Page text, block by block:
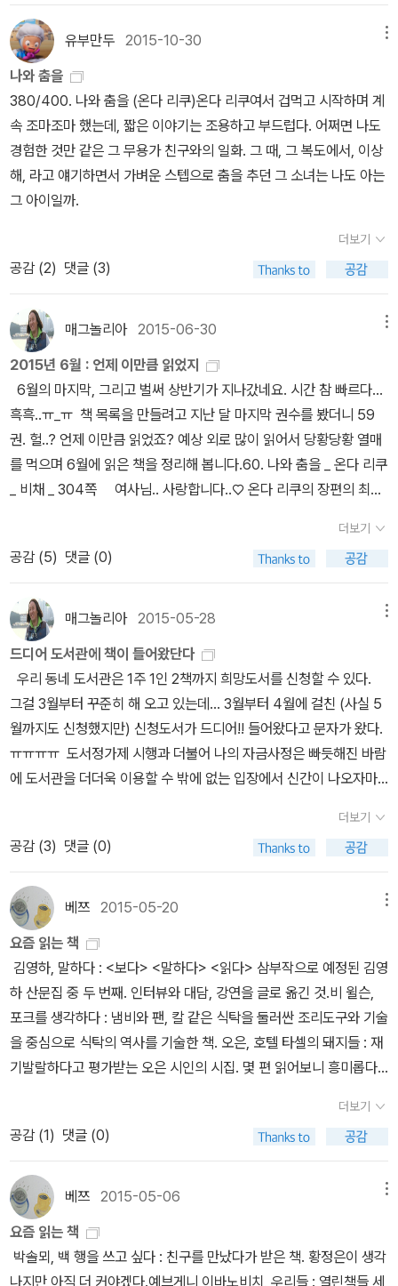
다. 라이프스타일이 양극화되었다. 금욕적인 타입과 은밀히 향락
을 즐기는 타입. 원래 못하게 하면 더 하고 싶어지게 마련이라고 금지
령 덕에 밤놀이가 전보다 더 재미있어졌어, 하는 일본 사람을 몇 명 알
고 있다. 책을 읽게 하려면 책을 금지하는 게 제일이라고 마유미가 말
했던가.
던 도담삼봉. 다음날은 충주호 유람선을 탔는데 초반에 옥순봉과 구
담을 빼고는 똑같은 풍경에 사람들은 졸거나 매점을 들락날락 거렸
다. 이 책을 읽고 여행을 가서 참 좋았다. 우리 땅 이곳저곳을 더 많이
많이 글로 남겨주시기를... 가끔 바닥에서 발견하는 역사적 의미가
있는 표석들을 눈여겨 볼 사람이 몇이나 될까 모르겠다. 나 역시도 이
런 표석에 눈길을 주었던 적이 별로 없다. 건물로도 남아있지 않고, 단
순히 터를 표시한 것들에 작가는 찾아가고 상상력을 발휘한다. 영원
히 살 것처럼 죽음이란 없는 것처럼 살아가는 우리. 이 표석을 보면 아
주 오래전 과거에도 이곳이 삶의 터전으로 살아숨쉬는 사람들의 생활
게 될 것 같은 느낌이 다가온다. ㅎㅎ 금정연의 택시는 재밌었다. 자동
에 땀이 났다. ㅋㅋㅋ이 정도로 택시를 탄다면 과연 택시 매니아로서
책을 낼 만하다. 나도 어느덧 기성세대가 되고, 중년이 되고, 당연스레
차를 운전하게 되었다. 편리한 듯 하지만 또 하나의 속박이 되어가는
자동차라는 물건.. 이 책을 읽고 그런 점에 대해서 생각해보았다.
그렇다. 스릴러물에 대해서 이 정도 읽었으면 이러한 책을 낼만하다..
라고감탄을 하게 된다. <아무튼, 택시>와 마찬가지로.이다혜 기자의
목소리는 라디오에서 많이 들었는데 책은 아마도 처음(??) 읽는 것
같다. 이렇게 많은 책을 읽다니 하고 부러워한다. 사실 나는 스릴러물
는 참 값진 책일 것 같다. 우연히도 동시대를 살아왔구나 하는 반가
움. 지난 시대의 놀라운 발견을 후대인이 똑같은 강도로 경험하기는
어렵다는 말에 무릎을 친다. <식스센스>를 그 시대에 보고 우와 하는
것이랑, 예전에 그런 반전이 대단한 영화가 있었다더라하고 나중에
찾아보는 것은 다르다. 비틀즈 음악을 좋아하는 것과 진짜 그 시대를
겪은 것과는 천지차이인 것처럼. 그래서 <아무튼, 스릴러>에 나왔
던 책 중에 내가 읽어볼만한 책을 골라 읽었는데....단편 '충고'와 '협
력'을 읽고 깜짝 놀랐다. 꼭 읽어보시길..... 거의 의무감으로 읽
었다. 큰일(!!)이다.어이구야... 집안이 뭐 이러냐. 자식들에게 사랑을
확인하고 부모의 재산을 서로 갖으려 싸우다 죽고... 해설이 더 대단하
다는 생각을 한다. 나는 한번도 휴양지에 가볼 생각을 못했다.
책 한권으로 엮는 필력에 예사롭지(?) 않은 사상까지 나를 매혹시켰
다. 장강명의 <한국이 싫어서>를 작년에 처음 읽어보았는데 새롭게
관심이 생긴 작가이다. 이전 책들도 찾아읽어봐야겠다.
유부만두 2015-10-30
나와 춤을
380/400. 나와 춤을 (온다 리쿠)온다 리쿠여서 겁먹고 시작하며 계
속 조마조마 했는데, 짧은 이야기는 조용하고 부드럽다. 어쩌면 나도
경험한 것만 같은 그 무용가 친구와의 일화. 그 때, 그 복도에서, 이상
해, 라고 얘기하면서 가벼운 스텝으로 춤을 추던 그 소녀는 나도 아는
그 아이일까.
더보기
공감 (2) 댓글 (3)
매그놀리아2015-06-30
2015년 6월 : 언제 이만큼 읽었지
6월의 마지막, 그리고 벌써 상반기가 지나갔네요. 시간 참 빠르다...
흑흑..ㅠ_ㅠ 책 목록을 만들려고 지난 달 마지막 권수를 봤더니 59
권. 헐..? 언제 이만큼 읽었죠? 예상 외로 많이 읽어서 당황당황 열매
를 먹으며 6월에 읽은 책을 정리해 봅니다.60. 나와 춤을 _ 온다 리쿠
_ 비채 _ 304쪽 여사님.. 사랑합니다..♡ 온다 리쿠의 장편의 최고
다. 일단은요, 일단 제가 읽은 데까지는!! 61. 파이어플라이관 살인사
건 1 _ 마야 유타카 _ 북스토리 _ 264쪽62. 파이어플라이관 살인사
건 2 _ 마야 유타카 _ 북스토리 _ 272쪽 마야 유타카 치고 얌전한
소설입니다. 재미는 있습니다만 좀 덜 충만한 똘끼와 너무한 분권 구
성이 구입을 망설이게 하는군요. 그래도 마지막 장의 수수께끼를 풀
기 위해서 언젠가 다시 읽긴 읽을듯 합니다. 그냥 그런 채 지나가도 되
지만 왠지 궁금해서 ㅋㅋㅋㅋ 아시는 분의 제보 기다립니다.. 헤헤..6
3. 서루조당 파효 _ 교고쿠 나쓰히코 _ 손안의책 _ 472쪽 우째 교
고쿠 나쓰히코의 교고쿠도 시리즈를 왕창 모으는 와중에 결국 먼저
읽게 된 것은 새로운 시리즈,군요. 뭐지. 메이지 유신 이후 급변하는
근대 일본에서 자신만의 책 한 권을 찾아다니는 사람, 그리고 그런 책
을 팔아 책을 공양하는 서루조당의 주인의 이야기가 담겨 있습니다.
직접 등장하거나 혹은 지나가듯 언급되는 실존 인물들의 이야기..가
요. 게다가 그 밖의 인물을 굳이 찾아보고 싶지는 않습니다. 책이 대한
이야기는 흥미로운데 왠지 그 시절의 일본의 이야기는 뭔가 꺼려지는
탓도 있고요.....ㅋㅋㅋㅋ 결국은 자가당착이라는 것은 저도 알고 있습
니다 흑.. 걍 괜히..;;64. 우리가 고아였을 때 _ 가즈오 이시구로 _ 민
음사 _ 452쪽 장편소설임에도 불구하고 전혀 다른 분위기의 이야
기가 빛깔을 바꾸며 등장해 깜짝 놀란 소설입니다. 탐정으로 활동하
며 자신의 부모님의 행방을 찾으려 하는 주인공과 그 주인공의 상하
이에서의 어린 시절, 그리고 다시 찾은 전쟁 중인 상하이에서 그가 만
이해했다고 할 수는 없지만, [남아 있는 나날]과 닮은 듯 닮지 않은 가
즈오 이시구로의 세계는 계속해서 만나보고 싶습니다.65. 뱀이 깨어
나는 마을 _ 샤론 볼턴 _ 엘릭시르 _ 624쪽 뭔가 현대적인 고딕
소설 어쩌고 하길래, 그 와중에 감각적인 표지에 왠지 모를 [탐정 매
뉴얼]의 망삘이 들었으나 제 예상을 엇나가 재미있게 읽었습니다. 무
언가 결핍되어있는 여자 주인공이 유령과 뱀 소동, 그리고 그를 잇는
살인사건에 휘말리면서 자기 자신의 모습을 다시 찾아가는 성장적인
더보기
공감 (5) 댓글 (0)
매그놀리아2015-05-28
드디어 도서관에 책이 들어왔단다
우리 동네 도서관은 1주 1인 2책까지 희망도서를 신청할 수 있다.
그걸 3월부터 꾸준히 해 오고 있는데... 3월부터 4월에 걸친 (사실 5
월까지도 신청했지만) 신청도서가 드디어!! 들어왔다고 문자가 왔다.
ㅠㅠㅠㅠ 도서정가제 시행과 더불어 나의 자금사정은 빠듯해진 바람
에 도서관을 더더욱 이용할 수 밖에 없는 입장에서 신간이 나오자마
다림이 일단은 해소되는구나! 알라딘 보틀이 탐이나도 못 살 정도였
으나, 희망도서로 신청해 뒀던 온다 리쿠의 [나와 춤을]과 함께 결제
직전까지 간 것이 어제. 어쨌든 뭔가 사기 전에 며칠 정도 고민을 해
보는 건 나쁘지 않은 것 같다. 예전에 가방을 하나 사자마자 다음날 쇼
핑몰에서 할인쿠폰을 뿌렸다. 물론 알라딘에서 책 5만원 어치 사자마
자 다음날 사은품 증정이 시작되어 피눈물을 흘리며 추가 주문을 한
것은 말할 것도 없지. 혹은, 꾸역꾸역 가격을 맞춰 크게 '당장 읽겠
다'는 생각은 덜한(어쨌든 언젠가 읽긴 읽는다는 생각으로 사긴 한다
만) 책을 결제를 하고 며칠 안에 정말 무조건 지금 사야만 하는 책이
출간이 된다거나... 그 뒤로 여튼 나는 교훈을 얻은 것이다... 받고, 북
파우치도 아직 증정하는 것을 보면 다음달 사은품도 한 번 기다려 본
다음 책을 사야겠다는 것...... 그래서 장바구니에서 결제를 기다리
고 있는 책은, 비채와 알라딘의 콜라보레이션으로 요 네스뵈의 [데
이거라도 건져볼까 생각 중. (실은 1타 2피를 노렸지만, 또 사정이 달
라졌으니 ㅋㅋㅋ) 도조 겐야 시리즈 중 아직 못 읽은 [미즈치처럼 가
라앉는 것]과 예전에 읽었고 뭐 그냥저냥, 이었지만 그냥 생각나면 한
두 권씩 결국 집에 들여두는 온다 리쿠의 오래된 책 하나. 그리고
5만원을 채우기 위해 오랜 리스트를 뒤져본다. [혼조 후카가와의 기
더보기
공감 (3) 댓글 (0)
베쯔 2015-05-20
요즘 읽는 책
김영하, 말하다 : <보다> <말하다> <읽다> 삼부작으로 예정된 김영
하 산문집 중 두 번째. 인터뷰와 대담, 강연을 글로 옮긴 것.비 윌슨,
포크를 생각하다 : 냄비와 팬, 칼 같은 식탁을 둘러싼 조리도구와 기술
을 중심으로 식탁의 역사를 기술한 책. 오은, 호텔 타셀의 돼지들 : 재
기발랄하다고 평가받는 오은 시인의 시집. 몇 편 읽어보니 흥미롭다.
오는 추리물, 오랜만에 읽어본다.가와카미 히로미, 니시노 유키히코
의 연애와 모험 : 다니구치 지로 만화 <선생님의 가방>의 원작으로
유명한 작가. 연작 단편집으로 일본 사소설 느낌 충만.구로다 이오우,
가지 상/하 : 세미콜론에서 나온 '가지'를 소재로 한 만화. 리얼한 설정
과 그림체, 처음에는 낯설지만 읽을 만한 가치가 있음.전건우, 밤의 이
야기꾼들 : 전건우 작가의 데뷔작. 젊은 작가의 장르 실험. 도입부가
훌륭했고 밤에 모여 무서운 이야기를 듣는다는 설정은 어디서 본 듯
더보기
공감 (1) 댓글 (0)
베쯔 2015-05-06
요즘 읽는 책
박솔뫼, 백 행을 쓰고 싶다 : 친구를 만났다가 받은 책. 황정은이 생각
나지만 아직 더 커야겠다.예브게니 이바노비치, 우리들 : 열린책들 세